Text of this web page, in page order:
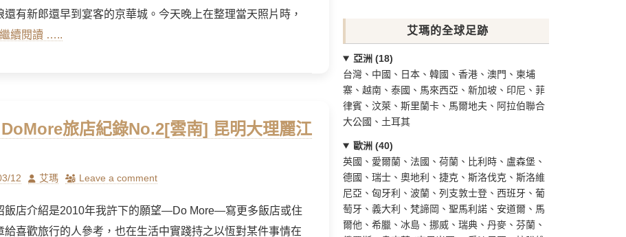
還有新郎還早到宴客的京華城。今天晚上在整理當天照片時，
續閱讀 …..
旅店紀錄No.2[雲南] 昆明大理麗江
12 Author
艾瑪 Leave a comment
飯店介紹是2010年我許下的願望—Do More—寫更多飯店或住
給喜歡旅行的人參考，也在生活中實踐持之以恆對某件事情在
艾瑪的全球足跡
亞洲 (18)
台灣、中國、日本、韓國、香港、澳門、柬埔
寨、越南、泰國、馬來西亞、新加坡、印尼、菲
律賓、汶萊、斯里蘭卡、馬爾地夫、阿拉伯聯合
大公國、土耳其
歐洲 (40)
英國、愛爾蘭、法國、荷蘭、比利時、盧森堡、
德國、瑞士、奧地利、捷克、斯洛伐克、斯洛維
尼亞、匈牙利、波蘭、列支敦士登、西班牙、葡
萄牙、義大利、梵諦岡、聖馬利諾、安道爾、馬
爾他、希臘、冰島、挪威、瑞典、丹麥、芬蘭、